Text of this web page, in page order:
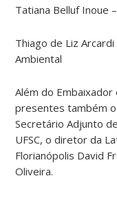
Tatiana Belluf Inoue
Thiago de Liz
Ambiental
Além do
presentes também
Secretário Adjunto
UFSC, o diretor da
Florianópolis David
Oliveira.